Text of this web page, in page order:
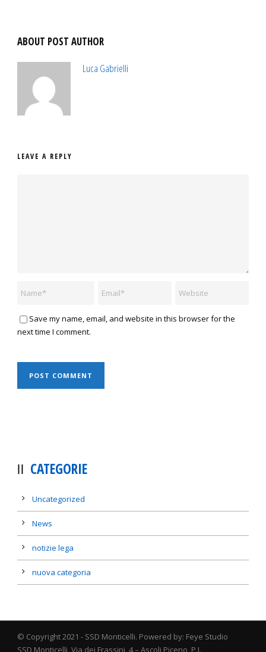
ABOUT POST AUTHOR
Luca Gabrielli
LEAVE A REPLY
Save my name, email, and website in this browser for the
next time I comment.
CATEGORIE
Uncategorized
News
notizie lega
nuova categoria
© Copyright 2021 - SSD Monticelli. Powered by: Feye Studio
SSD Monticelli, Via dei Frassini, 4 – Ascoli Piceno, P.I.